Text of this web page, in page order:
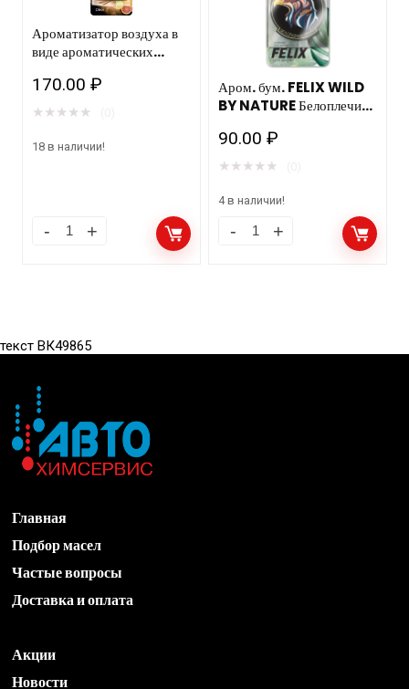
Ароматизатор воздуха в
виде ароматических
Galaxy bag (Цитрус)»
170.00₽
★ ★ ★ ★ ★
18 в наличии!
Аром. бум. FELIX WILD
BY NATURE Белоплечий
90.00₽
★ ★ ★ ★ ★
4 в наличии!
текст ВК49865
Главная
Подбор масел
Частые вопросы
Доставка и оплата
Акции
Новости